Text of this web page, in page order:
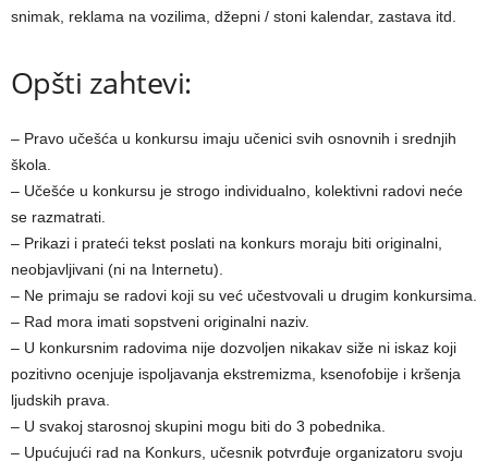
snimak, reklama na vozilima, džepni / stoni kalendar, zastava itd.
Opšti zahtevi:
– Pravo učešća u konkursu imaju učenici svih osnovnih i srednjih
škola.
– Učešće u konkursu je strogo individualno, kolektivni radovi neće
se razmatrati.
– Prikazi i prateći tekst poslati na konkurs moraju biti originalni,
neobjavlјivani (ni na Internetu).
– Ne primaju se radovi koji su već učestvovali u drugim konkursima.
– Rad mora imati sopstveni originalni naziv.
– U konkursnim radovima nije dozvolјen nikakav siže ni iskaz koji
pozitivno ocenjuje ispolјavanja ekstremizma, ksenofobije i kršenja
lјudskih prava.
– U svakoj starosnoj skupini mogu biti do 3 pobednika.
– Upućujući rad na Konkurs, učesnik potvrđuje organizatoru svoju